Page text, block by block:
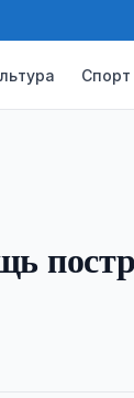
Спорт